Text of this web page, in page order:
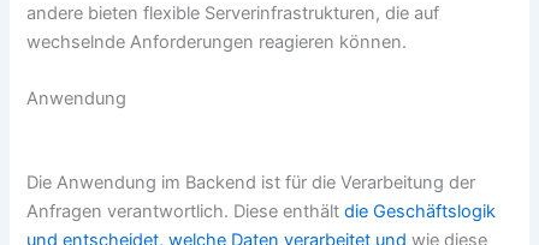
andere bieten flexible Serverinfrastrukturen, die auf
wechselnde Anforderungen reagieren können.
Anwendung
Die Anwendung im Backend ist für die Verarbeitung der
Anfragen verantwortlich. Diese enthältdie Geschäftslogik
und entscheidet, welche Daten verarbeitet und wie diese